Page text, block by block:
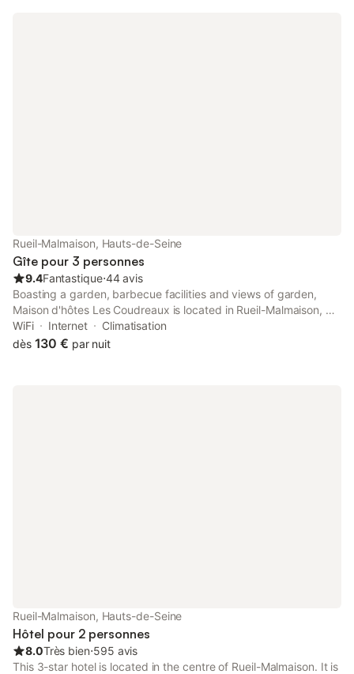
Rueil-Malmaison, Hauts-de-Seine
Gîte pour 3 personnes
9.4Fantastique⋅44 avis
Boasting a garden, barbecue facilities and views of garden,
Maison d'hôtes Les Coudreaux is located in Rueil-Malmaison, 9
km from Parc des Princes. Featuring a shared kitchen, this
property also provides guests with a sun terrace.
WiFi Internet
Climatisation
dès 130 € par nuit
Rueil-Malmaison, Hauts-de-Seine
Hôtel pour 2 personnes
8.0Très bien⋅595 avis
This 3-star hotel is located in the centre of Rueil-Malmaison. It is